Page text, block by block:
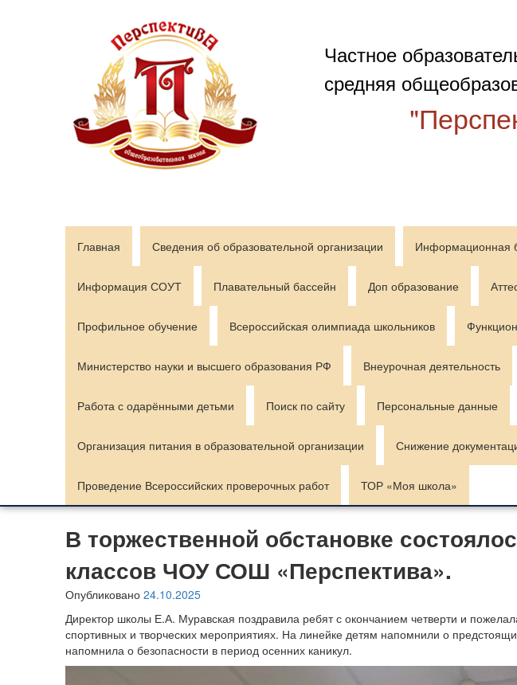
Частное
средняя
Главная Сведения об образовательной организации Информационная
Информация СОУТ Плавательный бассейн Доп образование
Профильное обучение Всероссийская олимпиада школьников
Министерство науки и высшего образования РФ Внеурочная деятельность
Работа с одарёнными детьми Поиск по сайту Персональные данные
Организация питания в образовательной организации Снижение
Проведение Всероссийских проверочных работ ТОР «Моя школа»
В торжественной обстановке
классов ЧОУ СОШ «Перспектива».
Опубликовано 24.10.2025
Директор школы Е.А. Муравская поздравила ребят с окончанием четверти и
спортивных и творческих мероприятиях. На линейке детям напомнили о
напомнила о безопасности в период осенних каникул.